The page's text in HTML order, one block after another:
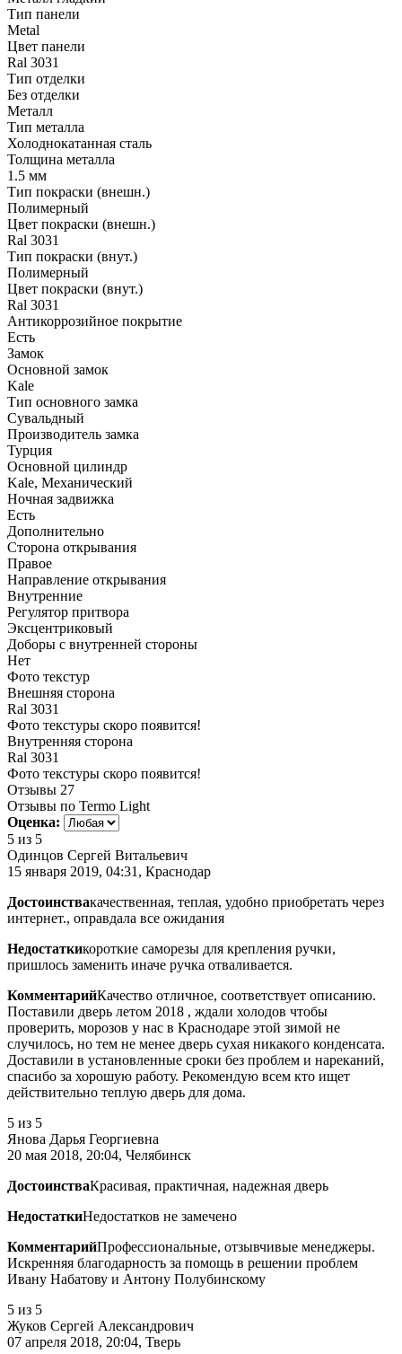
Тип панели
Metal
Цвет панели
Ral 3031
Тип отделки
Без отделки
Металл
Тип металла
Холоднокатанная сталь
Толщина металла
1.5 мм
Тип покраски (внешн.)
Полимерный
Цвет покраски (внешн.)
Ral 3031
Тип покраски (внут.)
Полимерный
Цвет покраски (внут.)
Ral 3031
Антикоррозийное покрытие
Есть
Замок
Основной замок
Kale
Тип основного замка
Сувальдный
Производитель замка
Турция
Основной цилиндр
Kale, Механический
Ночная задвижка
Есть
Дополнительно
Сторона открывания
Правое
Направление открывания
Внутренние
Регулятор притвора
Эксцентриковый
Доборы с внутренней стороны
Нет
Фото текстур
Внешняя сторона
Ral 3031
Фото текстуры скоро появится!
Внутренняя сторона
Ral 3031
Фото текстуры скоро появится!
Отзывы 27
Отзывы по Termo Light
Оценка:
5 из 5
Одинцов Сергей Витальевич
15 января 2019, 04:31, Краснодар
Достоинствакачественная, теплая, удобно приобретать через
интернет., оправдала все ожидания
Недостаткикороткие саморезы для крепления ручки,
пришлось заменить иначе ручка отваливается.
КомментарийКачество отличное, соответствует описанию.
Поставили дверь летом 2018 , ждали холодов чтобы
проверить, морозов у нас в Краснодаре этой зимой не
случилось, но тем не менее дверь сухая никакого конденсата.
Доставили в установленные сроки без проблем и нареканий,
спасибо за хорошую работу. Рекомендую всем кто ищет
действительно теплую дверь для дома.
5 из 5
Янова Дарья Георгиевна
20 мая 2018, 20:04, Челябинск
ДостоинстваКрасивая, практичная, надежная дверь
НедостаткиНедостатков не замечено
КомментарийПрофессиональные, отзывчивые менеджеры.
Искренняя благодарность за помощь в решении проблем
Ивану Набатову и Антону Полубинскому
5 из 5
Жуков Сергей Александрович
07 апреля 2018, 20:04, Тверь